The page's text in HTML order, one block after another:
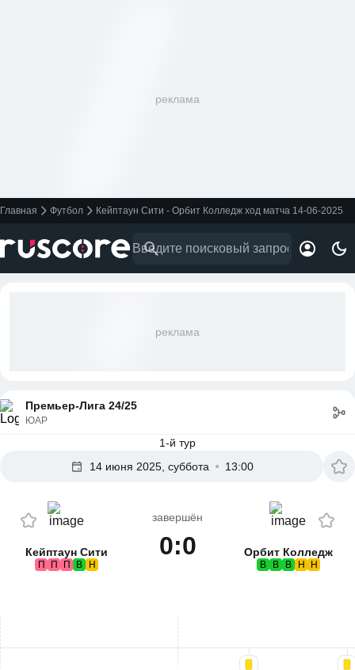
реклама
Главная Футбол Кейптаун Сити - Орбит Колледж ход матча 14-06-2025
реклама
Премьер-Лига 24/25
ЮАР
1-й тур
14 июня 2025, суббота
13:00
Кейптаун Сити
П П П В Н
завершён
0:0 Орбит Колледж
В В В Н Н